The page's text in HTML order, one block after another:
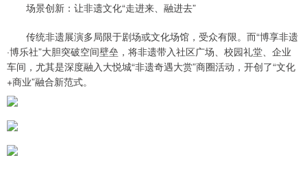
场景创新：让非遗文化“走进来、融进去”
传统非遗展演多局限于剧场或文化场馆，受众有限。而“博享非遗
·博乐社”大胆突破空间壁垒，将非遗带入社区广场、校园礼堂、企业
车间，尤其是深度融入大悦城“非遗奇遇大赏”商圈活动，开创了“文化
+商业”融合新范式。